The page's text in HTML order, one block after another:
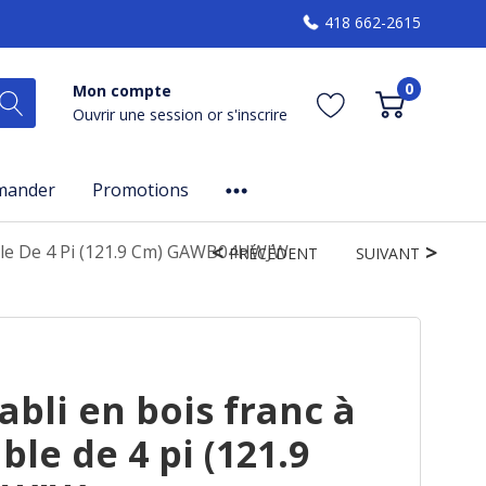
418 662-2615
Mon compte
Ouvrir une session or s'inscrire
0
Promotions
4 Pi (121.9 Cm) GAWB04HWJW
PRÉCÉDENT SUIVANT
en bois franc à
de 4 pi (121.9